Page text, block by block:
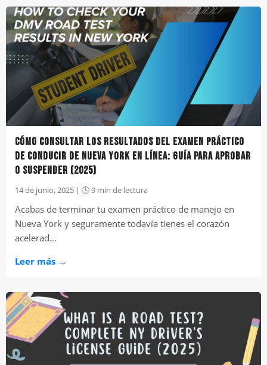
CÓMO CONSULTAR LOS RESULTADOS DEL EXAMEN PRÁCTICO
DE CONDUCIR DE NUEVA YORK EN LÍNEA: GUÍA PARA APROBAR
O SUSPENDER (2025)
14 de junio, 2025 | 🕒 9 min de lectura
Acabas de terminar tu examen práctico de manejo en
Nueva York y seguramente todavía tienes el corazón
acelerad...
Leer más →